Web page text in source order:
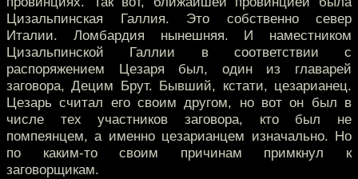
Цизальпинская Галлия. Это собственно север
Италии. Ломбардия нынешняя. И наместником
Цизальпинской Галлии в соответствии с
распоряжением Цезаря был, один из главарей
заговора, Децим Брут. Бывший, кстати, цезарианец.
Цезарь считал его своим другом, но вот он был в
числе тех участников заговора, кто был не
помпеянцем, а именно цезарианцем изначально. Но
по каким-то своим причинам примкнул к
заговорщикам.